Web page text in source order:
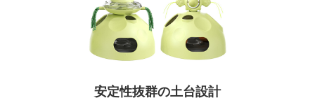
安定性抜群の土台設計